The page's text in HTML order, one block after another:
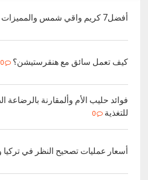
أفضل7 كريم واقي شمس والمميزات والعيوب والأسعار
كيف تعمل سائق مع هنقرستيشن؟ 0
فوائد حليب الأم وألمقارنة بالرضاعة
للتغذية
0
أسعار عمليات تصحيح النظر في